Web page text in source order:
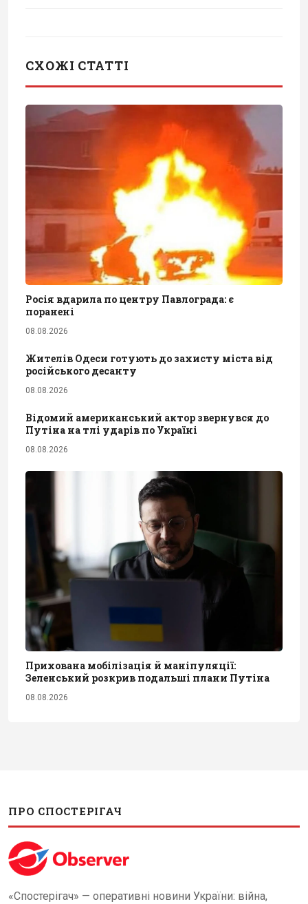
СХОЖІ СТАТТІ
Росія вдарила по центру Павлограда: є
поранені
08.08.2026
Жителів Одеси готують до захисту міста від
російського десанту
08.08.2026
Відомий американський актор звернувся до
Путіна на тлі ударів по Україні
08.08.2026
Прихована мобілізація й маніпуляції:
Зеленський розкрив подальші плани Путіна
08.08.2026
ПРО СПОСТЕРІГАЧ
«Спостерігач» — оперативні новини України: війна,